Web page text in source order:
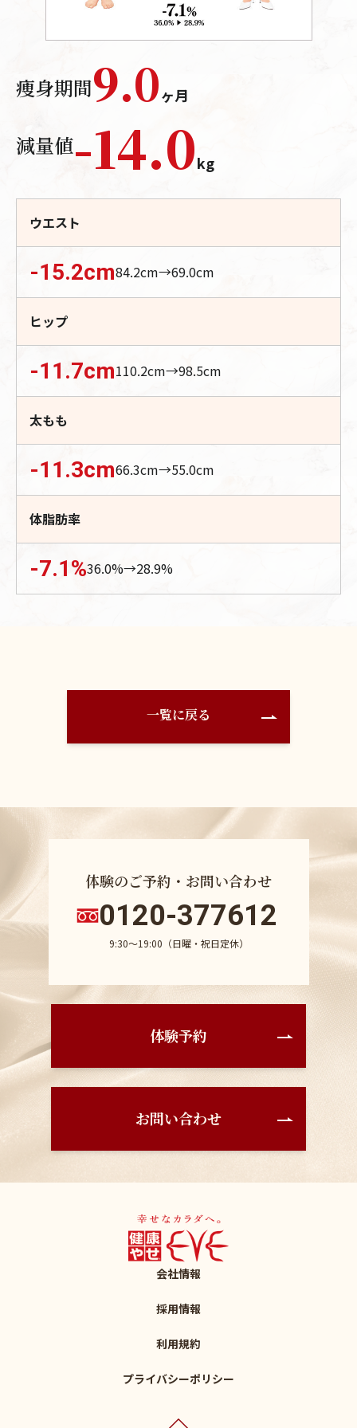
痩身期間9.0ヶ月
減量値-14.0kg
ウエスト
-15.2cm84.2cm→69.0cm
ヒップ
-11.7cm110.2cm→98.5cm
太もも
-11.3cm66.3cm→55.0cm
体脂肪率
-7.1%36.0%→28.9%
一覧に戻る
体験のご予約・お問い合わせ
0120-377612
9:30〜19:00（日曜・祝日定休）
体験予約
お問い合わせ
会社情報
採用情報
利用規約
プライバシーポリシー